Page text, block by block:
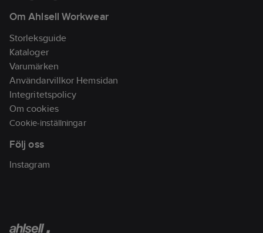
Om Ahlsell Workwear
Storleksguide
Kataloger
Varumärken
Användarvillkor Hemsidan
Integritetspolicy
Om cookies
Cookie-inställningar
Följ oss
Instagram